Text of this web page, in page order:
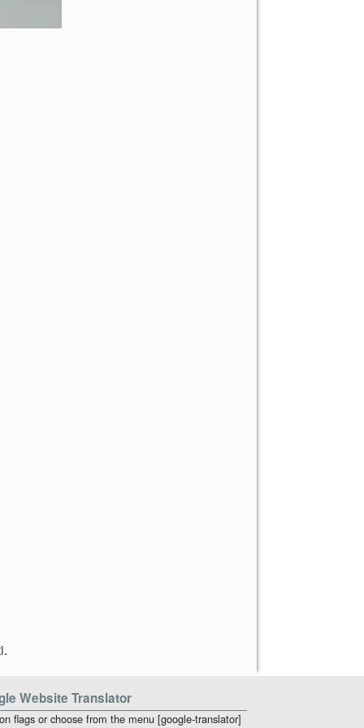
.
Website Translator
flags or choose from the menu [google-translator]